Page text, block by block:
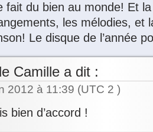
du bien au monde! Et
les mélodies, et
Le disque de l’année
Camille a dit :
2012 à 11:39 (UTC 2 )
bien d’accord !